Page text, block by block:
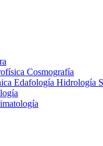
Cosmografía
Edafología Hidrología